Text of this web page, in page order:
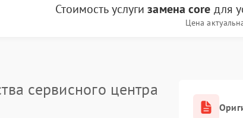
Стоимость услугизамена core для
Цена
сервисного центра